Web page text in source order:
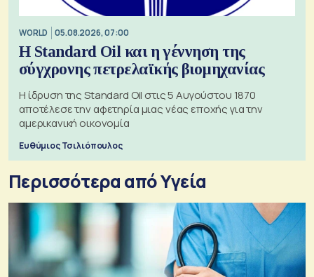
WORLD 05.08.2026, 07:00
Η Standard Oil και η γέννηση της
σύγχρονης πετρελαϊκής βιομηχανίας
Η ίδρυση της Standard Oil στις 5 Αυγούστου 1870
αποτέλεσε την αφετηρία μιας νέας εποχής για την
αμερικανική οικονομία
Ευθύμιος Τσιλιόπουλος
Περισσότερα από Υγεία